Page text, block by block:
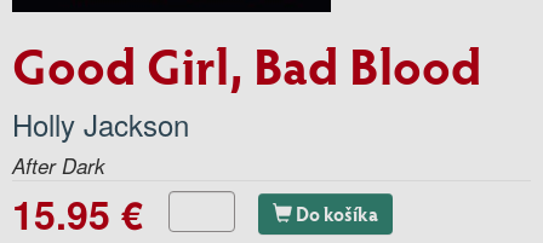
Good Girl, Bad Blood
Holly Jackson
After Dark
15.95 € Do košíka